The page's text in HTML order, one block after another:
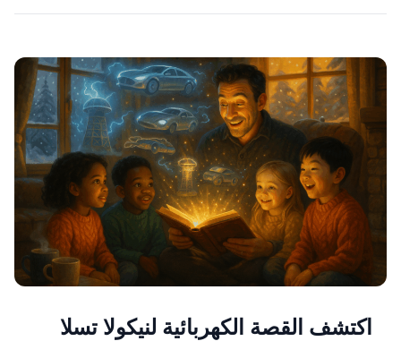
اكتشف القصة الكهربائية لنيكولا تسلا